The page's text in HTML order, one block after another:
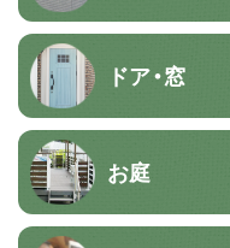
ドア・窓
お庭